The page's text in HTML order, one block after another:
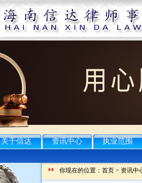
关于信达 资讯中心 执业范围
你现在的位置：首页>资讯中